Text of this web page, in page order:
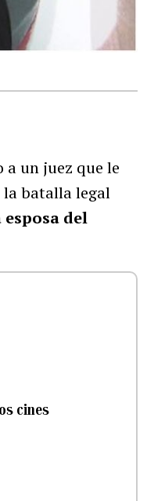
un juez que le
la batalla legal
del
cines